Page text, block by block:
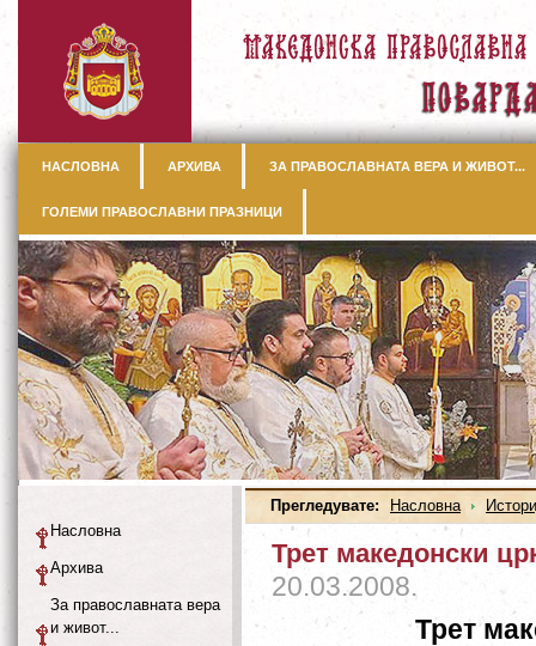
НАСЛОВНА АРХИВА ЗА ПРАВОСЛАВНАТА ВЕРА И ЖИВОТ...
ГОЛЕМИ ПРАВОСЛАВНИ ПРАЗНИЦИ
Прегледувате: Насловна
Трет македонски
20.03.2008.
Трет
Насловна
Архива
За православната вера
и живот...